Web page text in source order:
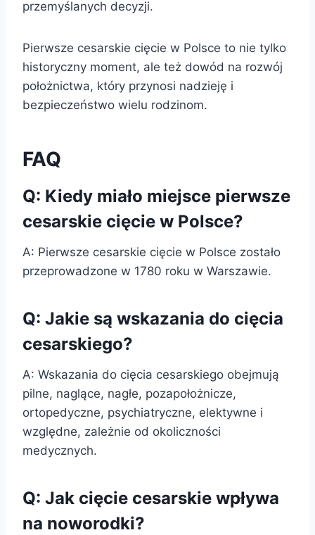
przemyślanych decyzji.
Pierwsze cesarskie cięcie w Polsce to nie tylko
historyczny moment, ale też dowód na rozwój
położnictwa, który przynosi nadzieję i
bezpieczeństwo wielu rodzinom.
FAQ
Q: Kiedy miało miejsce pierwsze
cesarskie cięcie w Polsce?
A: Pierwsze cesarskie cięcie w Polsce zostało
przeprowadzone w 1780 roku w Warszawie.
Q: Jakie są wskazania do cięcia
cesarskiego?
A: Wskazania do cięcia cesarskiego obejmują
pilne, naglące, nagłe, pozapołożnicze,
ortopedyczne, psychiatryczne, elektywne i
względne, zależnie od okoliczności
medycznych.
Q: Jak cięcie cesarskie wpływa
na noworodki?